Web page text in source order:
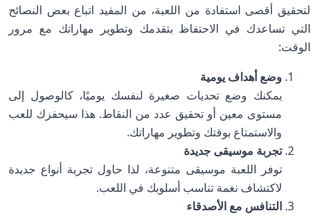
لتحقيق أقصى استفادة من اللعبة، من المفيد اتباع بعض النصائح
التي تساعدك في الاحتفاظ بتقدمك وتطوير مهاراتك مع مرور
الوقت:
وضع أهداف يومية
يمكنك وضع تحديات صغيرة لنفسك يوميًا، كالوصول إلى
مستوى معين أو تحقيق عدد من النقاط. هذا سيحفزك للعب
والاستمتاع بوقتك وتطوير مهاراتك.
تجربة موسيقى جديدة
توفر اللعبة موسيقى متنوعة، لذا حاول تجربة أنواع جديدة
لاكتشاف نغمة تناسب أسلوبك في اللعب.
التنافس مع الأصدقاء